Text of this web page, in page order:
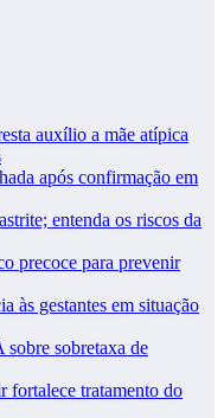
auxílio a mãe atípica
após confirmação em
entenda os riscos da
precoce para prevenir
às gestantes em situação
sobretaxa de
fortalece tratamento do